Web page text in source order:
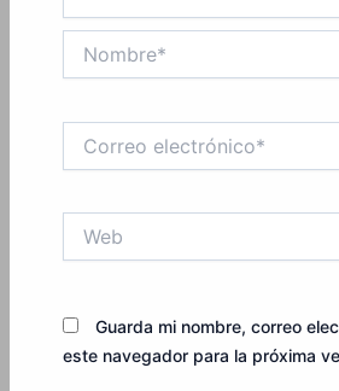
electrónico*
Guarda mi nombre, correo
este navegador para la próxima